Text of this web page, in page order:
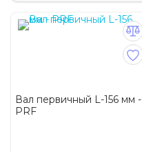
Вал первичный L-156 мм -
PRF